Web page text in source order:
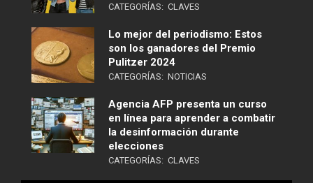
CATEGORÍAS: CLAVES
Lo mejor del periodismo: Estos
son los ganadores del Premio
Pulitzer 2024
CATEGORÍAS: NOTICIAS
Agencia AFP presenta un curso
en línea para aprender a combatir
la desinformación durante
elecciones
CATEGORÍAS: CLAVES